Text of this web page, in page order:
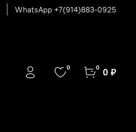
WhatsApp +7(914)883-0925
0 0 0 ₽